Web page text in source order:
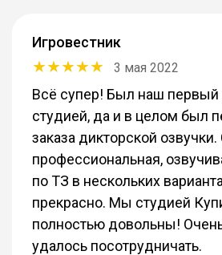
Игровестник
3 мая 2022
Всё супер! Был наш
студией, да и в целом был
заказа дикторской
профессиональная,
по ТЗ в нескольких
прекрасно. Мы студией
полностью довольны!
удалось посотрудничать.